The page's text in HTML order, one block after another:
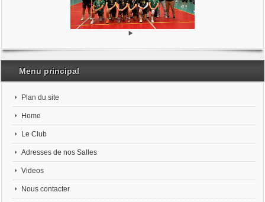
Menu principal
Plan du site
Home
Le Club
Adresses de nos Salles
Videos
Nous contacter